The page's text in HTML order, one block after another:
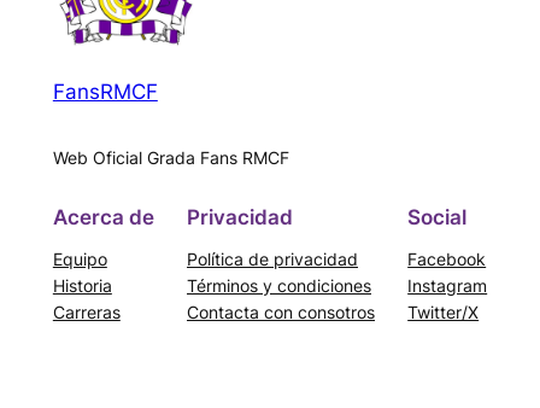
FansRMCF
Web Oficial Grada Fans RMCF
Acerca de
Equipo
Historia
Carreras
Privacidad
Política de privacidad
Términos y condiciones
Contacta con consotros
Social
Facebook
Instagram
Twitter/X